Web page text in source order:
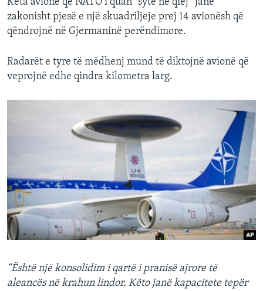
zakonisht pjesë e një skuadriljeje prej 14 avionësh që
qëndrojnë në Gjermaninë perëndimore.
Radarët e tyre të mëdhenj mund të diktojnë avionë që
veprojnë edhe qindra kilometra larg.
“Është një konsolidim i qartë i pranisë ajrore të
aleancës në krahun lindor. Këto janë kapacitete tepër